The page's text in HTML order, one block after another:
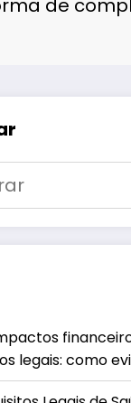
de
legais: como